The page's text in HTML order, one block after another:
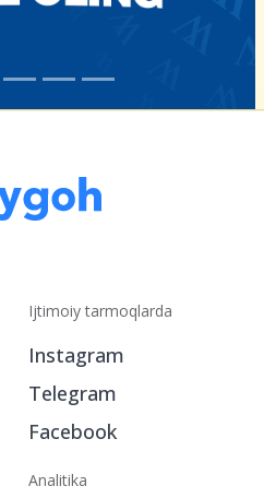
Ijtimoiy tarmoqlarda
Instagram
Telegram
Facebook
Analitika